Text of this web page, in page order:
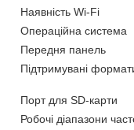
Наявність Wi-Fi
Операційна система
Передня панель
Підтримувані
Порт для SD-карти
Робочі діапазони